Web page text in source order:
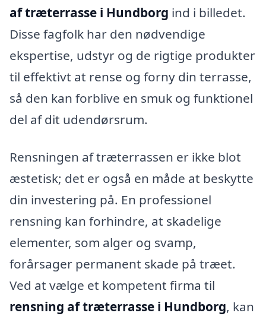
af træterrasse i Hundborg ind i billedet.
Disse fagfolk har den nødvendige
ekspertise, udstyr og de rigtige produkter
til effektivt at rense og forny din terrasse,
så den kan forblive en smuk og funktionel
del af dit udendørsrum.
Rensningen af træterrassen er ikke blot
æstetisk; det er også en måde at beskytte
din investering på. En professionel
rensning kan forhindre, at skadelige
elementer, som alger og svamp,
forårsager permanent skade på træet.
Ved at vælge et kompetent firma til
rensning af træterrasse i Hundborg, kan